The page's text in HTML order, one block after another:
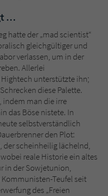
…
hatte der „mad scientist“
gleichgültiger und
verlassen, um in der
Allerlei
unterstützte ihn;
diese Palette.
indem man die irre
das Böse nistete. In
selbstverständlich
den Plot:
der scheinheilig lächelnd,
reale Historie ein altes
in der Sowjetunion,
Teufel seit
des „Freien